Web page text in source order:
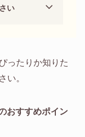
い
ったりか知りた
い。
おすすめポイン